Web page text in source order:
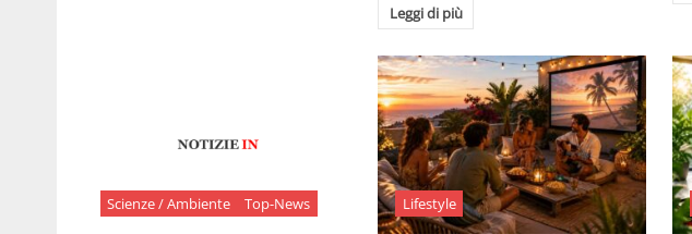
Leggi di più
Scienze / Ambiente Top-News Lifestyle